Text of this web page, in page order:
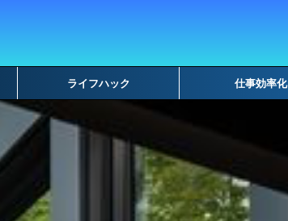
ライフハック 仕事効率化